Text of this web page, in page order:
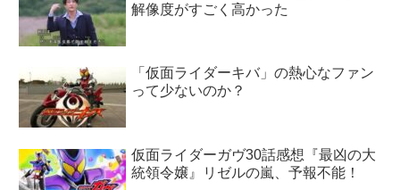
解像度がすごく高かった
「仮面ライダーキバ」の熱心なファン
って少ないのか？
仮面ライダーガヴ30話感想『最凶の大
統領令嬢』リゼルの嵐、予報不能！